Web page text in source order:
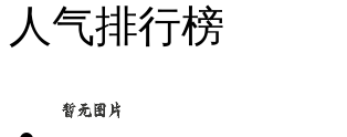
人气排行榜